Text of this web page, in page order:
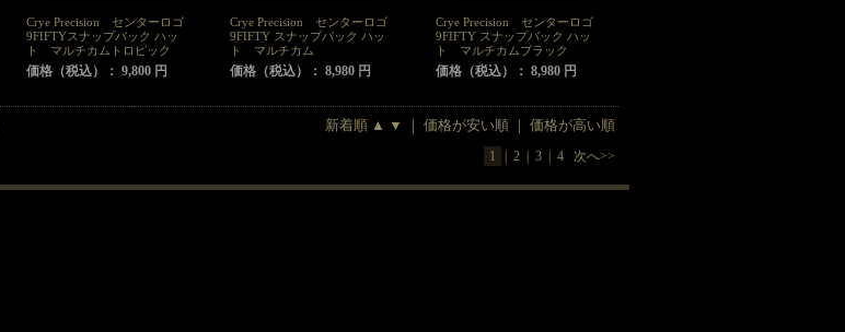
Crye Precision センターロゴ
9FIFTYスナップバック ハッ
ト マルチカムトロピック
価格（税込）： 9,800 円
Crye Precision センターロゴ
9FIFTY スナップバック ハッ
ト マルチカム
価格（税込）： 8,980 円
Crye Precision センターロゴ
9FIFTY スナップバック ハッ
ト マルチカムブラック
価格（税込）： 8,980 円
新着順 ▲ ▼ 価格が安い順
価格が高い順
1
2 3 4 次へ>>